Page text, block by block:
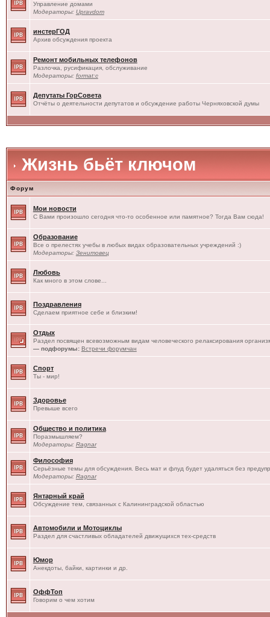
Управление домами
Модераторы: Upravdom
инстерГОД
Архив обсуждения проекта
Ремонт мобильных телефонов
Разлочка, русификация, обслуживание
Модераторы: format:c
Депутаты ГорСовета
Отчёты о деятельности депутатов и обсуждение работы Черняховской думы
Жизнь бьёт ключом
Форум
Мои новости
С Вами произошло сегодня что-то особенное или памятное? Тогда Вам сюда!
Образование
Все о прелестях учебы в любых видах образовательных учреждений :)
Модераторы: Зенитовец
Любовь
Как много в этом слове...
Поздравления
Сделаем приятное себе и близким!
Отдых
Раздел посвящен всевозможным видам человеческого релаксирования
— подфорумы: Встречи форумчан
Спорт
Ты - мир!
Здоровье
Превыше всего
Общество и политика
Поразмышляем?
Модераторы: Ragnar
Философия
Серьёзные темы для обсуждения. Весь мат и флуд будет удаляться без
Модераторы: Ragnar
Янтарный край
Обсуждение тем, связанных с Калининградской областью
Автомобили и Мотоциклы
Раздел для счастливых обладателей движущихся тех-средств
Юмор
Анекдоты, байки, картинки и др.
ОффТоп
Говорим о чем хотим